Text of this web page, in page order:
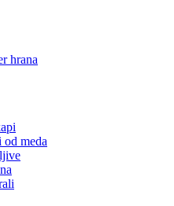
hrana
meda